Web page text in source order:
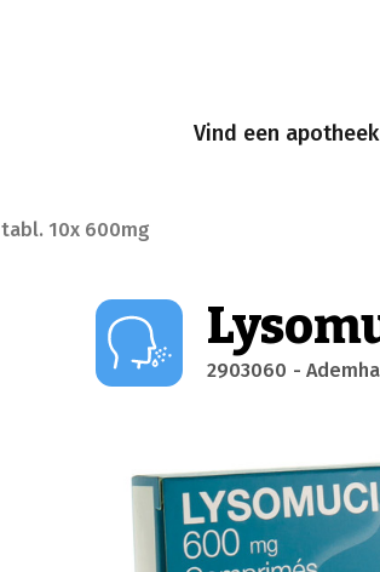
Vind een apotheek
10x 600mg
2903060 -